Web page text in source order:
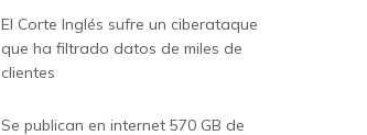
El Corte Inglés sufre un ciberataque
que ha filtrado datos de miles de
clientes
Se publican en internet 570 GB de